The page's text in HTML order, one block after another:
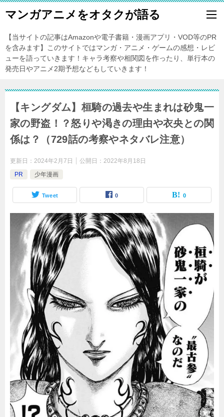
マンガアニメをオタクが語る
【当サイトの記事はAmazonや電子書籍・漫画アプリ・VOD等のPR
を含みます】このサイトではマンガ・アニメ・ゲームの感想・レビ
ューを語っていきます！キャラ考察や相関図を作ったり、単行本の
発売日やアニメ2期予想などもしていきます！
【キングダム】桓騎の過去や生まれは砂鬼一
家の野盗！？怒りや渇きの理由や衣央との関
係は？（729話の考察やネタバレ注意）
更新日： 2024年2月7日 公開日： 2022年8月18日
PR
少年漫画
Tweet 0 0